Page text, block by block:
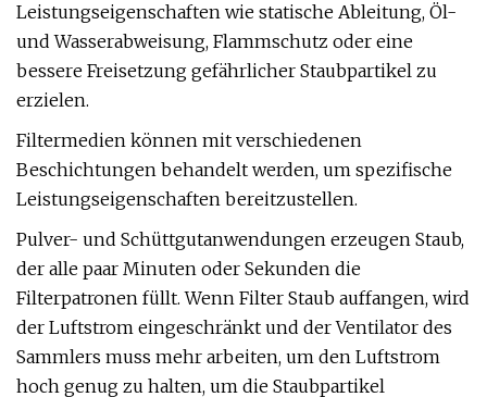
Leistungseigenschaften wie statische Ableitung, Öl-
und Wasserabweisung, Flammschutz oder eine
bessere Freisetzung gefährlicher Staubpartikel zu
erzielen.
Filtermedien können mit verschiedenen
Beschichtungen behandelt werden, um spezifische
Leistungseigenschaften bereitzustellen.
Pulver- und Schüttgutanwendungen erzeugen Staub,
der alle paar Minuten oder Sekunden die
Filterpatronen füllt. Wenn Filter Staub auffangen, wird
der Luftstrom eingeschränkt und der Ventilator des
Sammlers muss mehr arbeiten, um den Luftstrom
hoch genug zu halten, um die Staubpartikel